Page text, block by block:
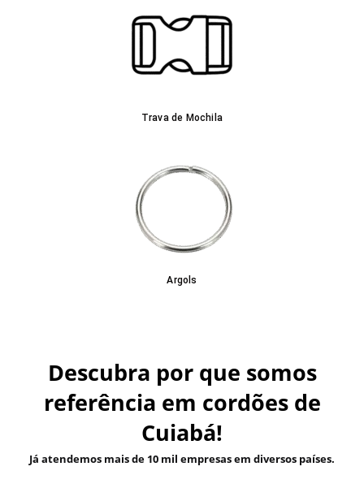
Trava de Mochila
Argols
Descubra por que somos
referência em cordões de
Cuiabá!
Já atendemos mais de 10 mil empresas em diversos países.